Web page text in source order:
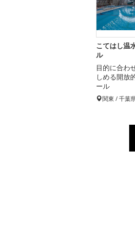
こてはし温
ル
目的に合わ
しめる開放
ール
関東 / 千葉